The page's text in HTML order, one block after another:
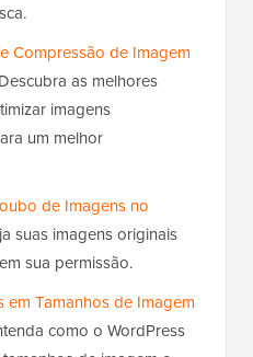
Compressão de Imagem
as melhores
imagens
um melhor
de Imagens no
suas imagens originais
sua permissão.
em Tamanhos de Imagem
como o WordPress